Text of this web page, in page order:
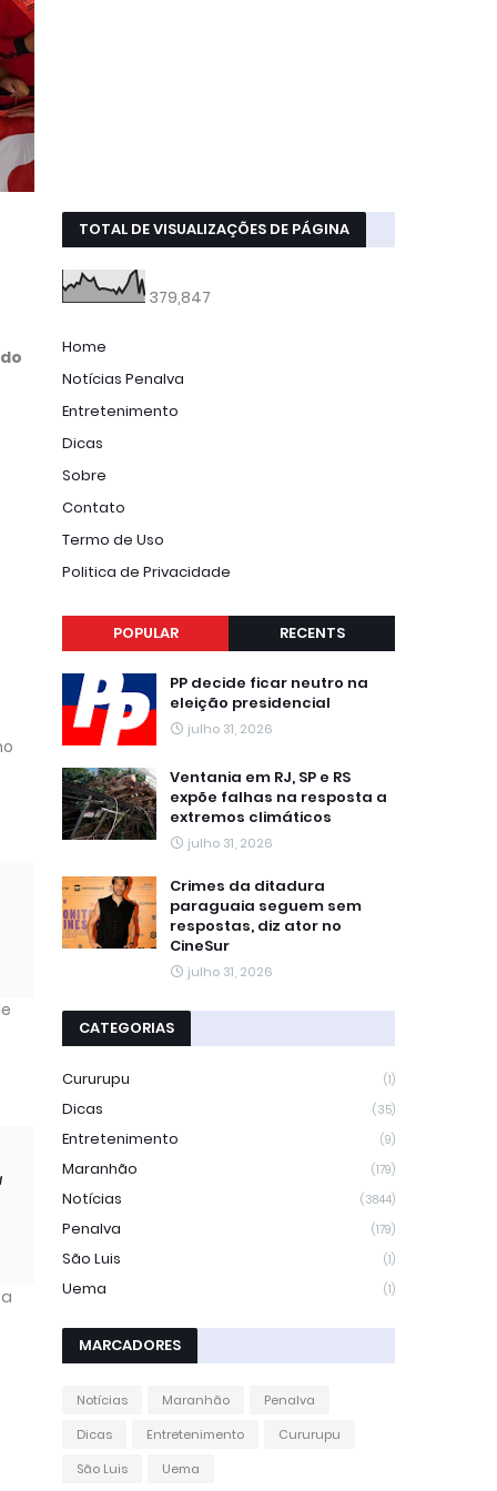
TOTAL DE VISUALIZAÇÕES DE PÁGINA
379,847
Home
Notícias Penalva
Entretenimento
Dicas
Sobre
Contato
Termo de Uso
Politica de Privacidade
POPULAR RECENTS
PP decide ficar neutro na
eleição presidencial
julho 31, 2026
Ventania em RJ, SP e RS
expõe falhas na resposta a
extremos climáticos
julho 31, 2026
Crimes da ditadura
paraguaia seguem sem
respostas, diz ator no
CineSur
julho 31, 2026
CATEGORIAS
Cururupu (1)
Dicas (35)
Entretenimento (9)
Maranhão (179)
Notícias (3844)
Penalva (179)
São Luis (1)
Uema (1)
MARCADORES
Notícias Maranhão
Penalva
Dicas
Entretenimento
Cururupu
São Luis
Uema